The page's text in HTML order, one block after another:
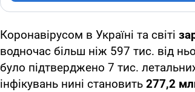
Коронавірусом в Україні та світі
водночас більш ніж 597 тис. від
було підтверджено 7 тис.
інфікувань нині становить 277,2